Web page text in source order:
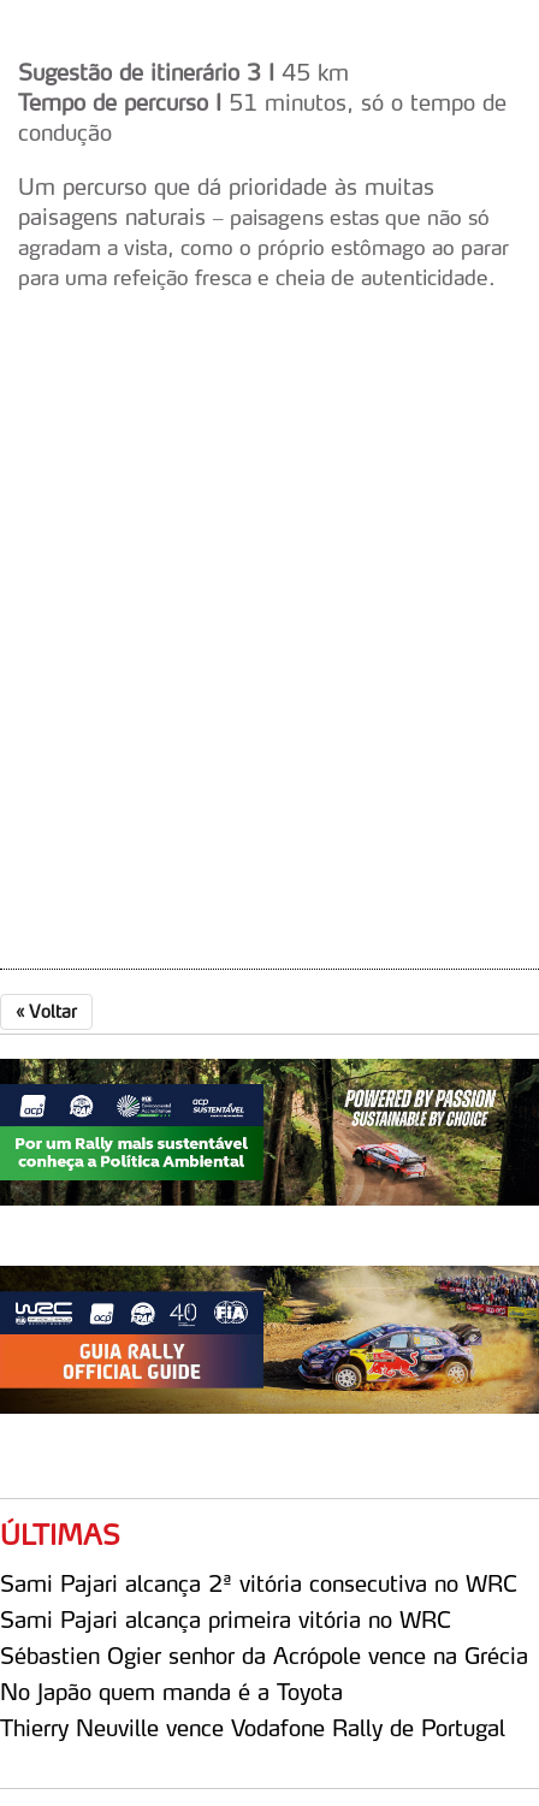
Sugestão de itinerário 3 I 45 km
Tempo de percurso I 51 minutos, só o tempo de
condução
Um percurso que dá prioridade às muitas
paisagens naturais – paisagens estas que não só
agradam a vista, como o próprio estômago ao parar
para uma refeição fresca e cheia de autenticidade.
« Voltar
ÚLTIMAS
Sami Pajari alcança 2ª vitória consecutiva no WRC
Sami Pajari alcança primeira vitória no WRC
Sébastien Ogier senhor da Acrópole vence na Grécia
No Japão quem manda é a Toyota
Thierry Neuville vence Vodafone Rally de Portugal